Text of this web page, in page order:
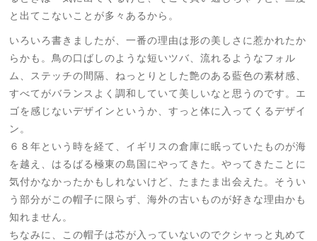
と出てこないことが多々あるから。
いろいろ書きましたが、一番の理由は形の美しさに惹かれたか
らかも。鳥の口ばしのような短いツバ、流れるようなフォル
ム、ステッチの間隔、ねっとりとした艶のある藍色の素材感、
すべてがバランスよく調和していて美しいなと思うのです。エ
ゴを感じないデザインというか、すっと体に入ってくるデザイ
ン。
６８年という時を経て、イギリスの倉庫に眠っていたものが海
を越え、はるばる極東の島国にやってきた。やってきたことに
気付かなかったかもしれないけど、たまたま出会えた。そうい
う部分がこの帽子に限らず、海外の古いものが好きな理由かも
知れません。
ちなみに、この帽子は芯が入っていないのでクシャっと丸めて